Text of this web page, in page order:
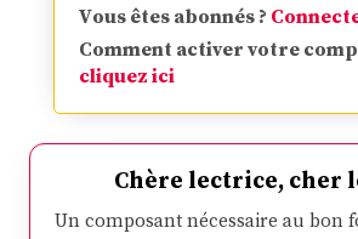
Vous êtes abonnés ?
Comment activer votre
cliquez ici
Chère lectrice, cher
Un composant nécessaire au bon